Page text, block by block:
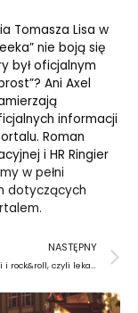
Tomasza Lisa w
nie boją się
był oficjalnym
Ani Axel
informacji
Roman
i HR Ringier
w pełni
dotyczących
NASTĘPNY
Seks, narkotyki i rock&roll, czyli lekarstwa na mdłości